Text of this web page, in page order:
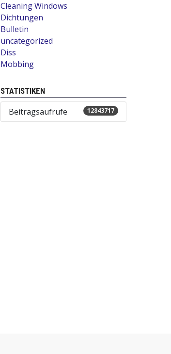
Cleaning Windows
Dichtungen
Bulletin
uncategorized
Diss
Mobbing
STATISTIKEN
Beitragsaufrufe 12843717